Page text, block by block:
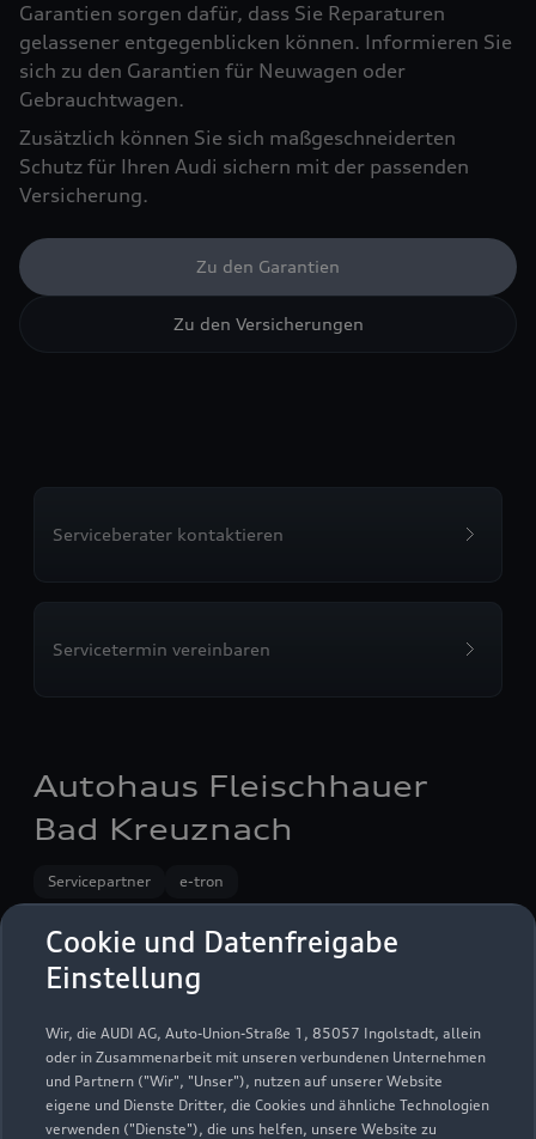
Cookie und Datenfreigabe
Einstellung
Wir, die AUDI AG, Auto-Union-Straße 1, 85057 Ingolstadt, allein
oder in Zusammenarbeit mit unseren verbundenen Unternehmen
und Partnern ("Wir", "Unser"), nutzen auf unserer Website
eigene und Dienste Dritter, die Cookies und ähnliche Technologien
verwenden ("Dienste"), die uns helfen, unsere Website zu
Garantien sorgen dafür, dass Sie Reparaturen
gelassener entgegenblicken können. Informieren Sie
sich zu den Garantien für Neuwagen oder
Gebrauchtwagen.
Zusätzlich können Sie sich maßgeschneiderten
Schutz für Ihren Audi sichern mit der passenden
Versicherung.
Zu den Garantien
Zu den Versicherungen
Serviceberater kontaktieren
Servicetermin vereinbaren
Autohaus Fleischhauer
Bad Kreuznach
Servicepartner e-tron